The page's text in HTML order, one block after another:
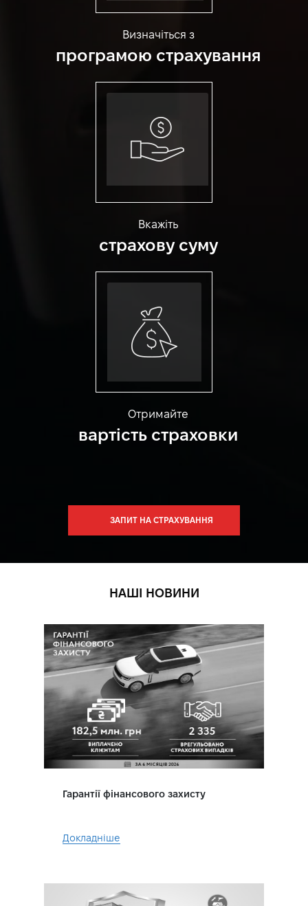
Визначіться з
програмою страхування
Вкажіть
страхову суму
Отримайте
вартість страховки
ЗАПИТ НА СТРАХУВАННЯ
НАШІ НОВИНИ
Гарантії фінансового захисту
Докладніше